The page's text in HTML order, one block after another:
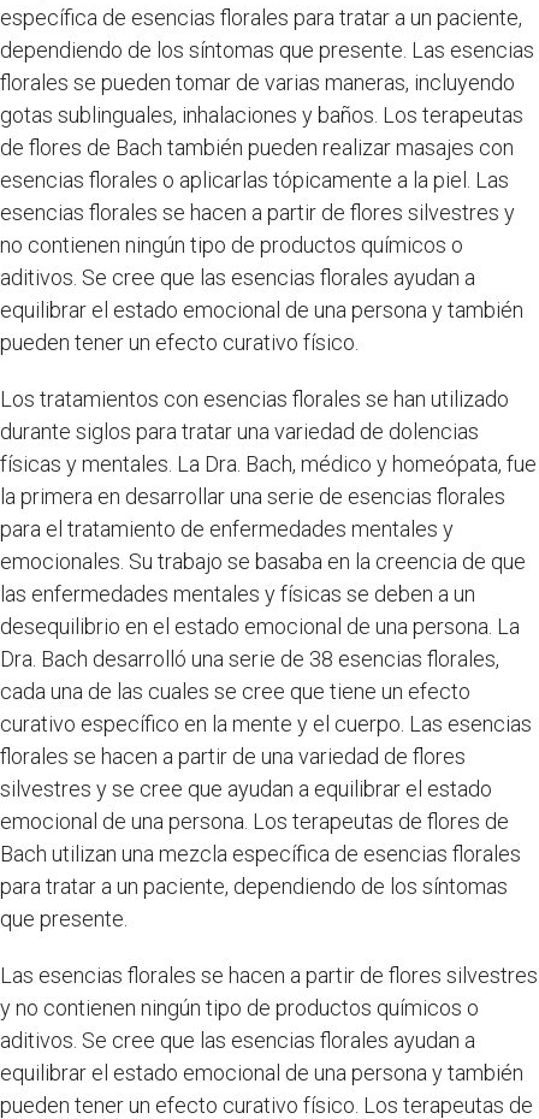
específica de esencias florales para tratar a un paciente,
dependiendo de los síntomas que presente. Las esencias
florales se pueden tomar de varias maneras, incluyendo
gotas sublinguales, inhalaciones y baños. Los terapeutas
de flores de Bach también pueden realizar masajes con
esencias florales o aplicarlas tópicamente a la piel. Las
esencias florales se hacen a partir de flores silvestres y
no contienen ningún tipo de productos químicos o
aditivos. Se cree que las esencias florales ayudan a
equilibrar el estado emocional de una persona y también
pueden tener un efecto curativo físico.
Los tratamientos con esencias florales se han utilizado
durante siglos para tratar una variedad de dolencias
físicas y mentales. La Dra. Bach, médico y homeópata, fue
la primera en desarrollar una serie de esencias florales
para el tratamiento de enfermedades mentales y
emocionales. Su trabajo se basaba en la creencia de que
las enfermedades mentales y físicas se deben a un
desequilibrio en el estado emocional de una persona. La
Dra. Bach desarrolló una serie de 38 esencias florales,
cada una de las cuales se cree que tiene un efecto
curativo específico en la mente y el cuerpo. Las esencias
florales se hacen a partir de una variedad de flores
silvestres y se cree que ayudan a equilibrar el estado
emocional de una persona. Los terapeutas de flores de
Bach utilizan una mezcla específica de esencias florales
para tratar a un paciente, dependiendo de los síntomas
que presente.
Las esencias florales se hacen a partir de flores silvestres
y no contienen ningún tipo de productos químicos o
aditivos. Se cree que las esencias florales ayudan a
equilibrar el estado emocional de una persona y también
pueden tener un efecto curativo físico. Los terapeutas de